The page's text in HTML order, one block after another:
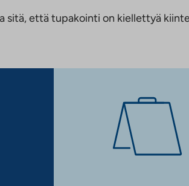
että tupakointi on kiellettyä